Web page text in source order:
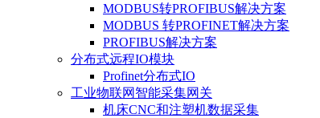
MODBUS转PROFIBUS解决方案
MODBUS 转PROFINET解决方案
PROFIBUS解决方案
分布式远程IO模块
Profinet分布式IO
工业物联网智能采集网关
机床CNC和注塑机数据采集